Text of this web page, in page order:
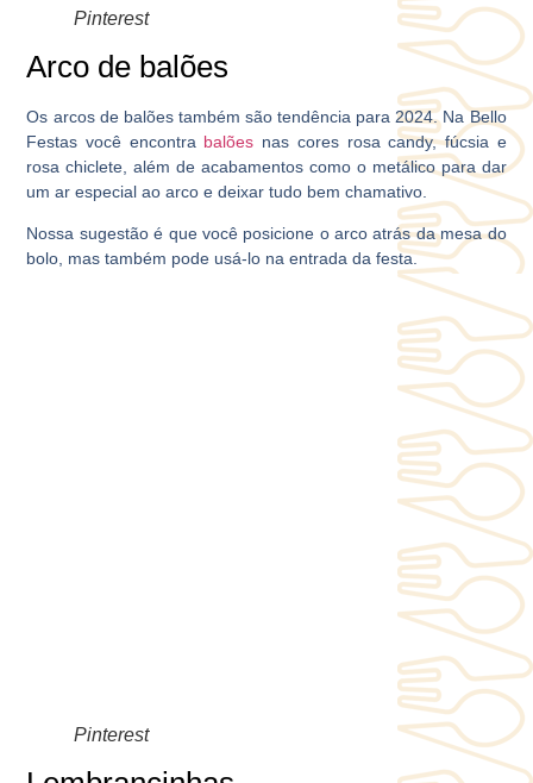
Pinterest
Arco de balões
Os arcos de balões também são tendência para 2024. Na Bello
Festas você encontra balões nas cores rosa candy, fúcsia e
rosa chiclete, além de acabamentos como o metálico para dar
um ar especial ao arco e deixar tudo bem chamativo.
Nossa sugestão é que você posicione o arco atrás da mesa do
bolo, mas também pode usá-lo na entrada da festa.
Pinterest